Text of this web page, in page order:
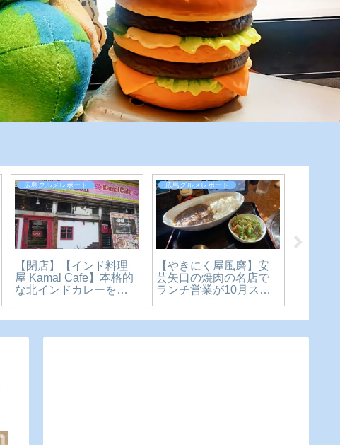
広島グルメレポート
【閉店】【インド料理
屋 Kamal Cafe】本格的
な北インドカレーを楽
広島グルメレポート
【やきにく屋風磨】安
芸矢口の焼肉の名店で
ランチ営業が10月スタ